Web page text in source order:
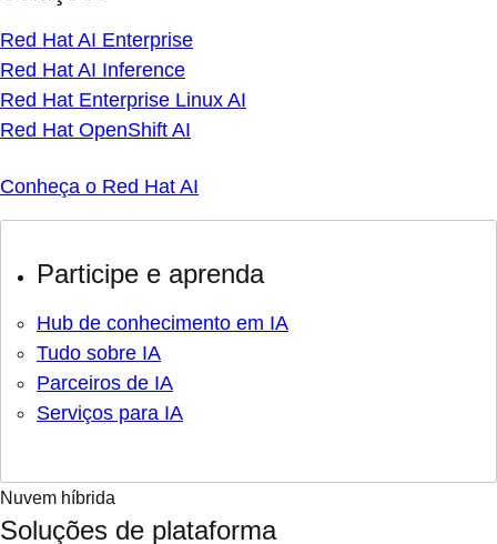
Red Hat AI Enterprise
Red Hat AI Inference
Red Hat Enterprise Linux AI
Red Hat OpenShift AI
Conheça o Red Hat AI
Participe e aprenda
Hub de conhecimento em IA
Tudo sobre IA
Parceiros de IA
Serviços para IA
Nuvem híbrida
Soluções de plataforma